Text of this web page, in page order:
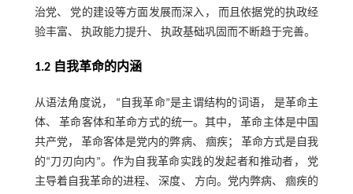
治党、 党的建设等方面发展而深入， 而且依据党的执政经
验丰富、 执政能力提升、 执政基础巩固而不断趋于完善。
1.2 自我革命的内涵
从语法角度说， “自我革命”是主谓结构的词语， 是革命主
体、 革命客体和革命方式的统一。其中， 革命主体是中国
共产党， 革命客体是党内的弊病、 痼疾； 革命方式是自我
的“刀刃向内”。作为自我革命实践的发起者和推动者， 党
主导着自我革命的进程、 深度、 方向。党内弊病、 痼疾的